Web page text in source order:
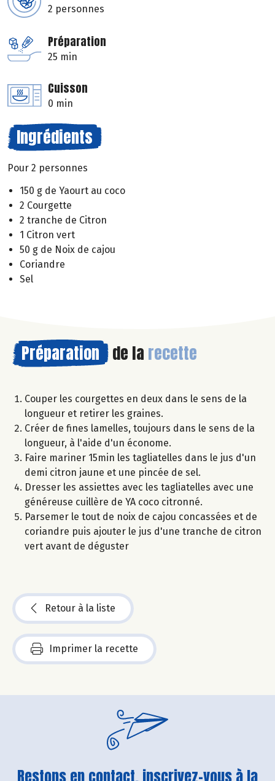
2 personnes
Préparation
25 min
Cuisson
0 min
Ingrédients
Pour 2 personnes
150 g de Yaourt au coco
2 Courgette
2 tranche de Citron
1 Citron vert
50 g de Noix de cajou
Coriandre
Sel
Préparation de la recette
Couper les courgettes en deux dans le sens de la
longueur et retirer les graines.
Créer de fines lamelles, toujours dans le sens de la
longueur, à l'aide d'un économe.
Faire mariner 15min les tagliatelles dans le jus d'un
demi citron jaune et une pincée de sel.
Dresser les assiettes avec les tagliatelles avec une
généreuse cuillère de YA coco citronné.
Parsemer le tout de noix de cajou concassées et de
coriandre puis ajouter le jus d'une tranche de citron
vert avant de déguster
Retour à la liste
Imprimer la recette